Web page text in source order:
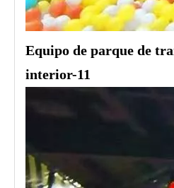
Equipo de parque de
interior-11